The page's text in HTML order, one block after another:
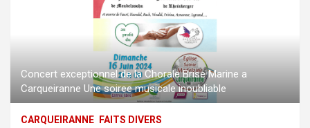
Concert exceptionnel de la Chorale Brise Marine a
Carqueiranne Une soiree musicale inoubliable
CARQUEIRANNE FAITS DIVERS